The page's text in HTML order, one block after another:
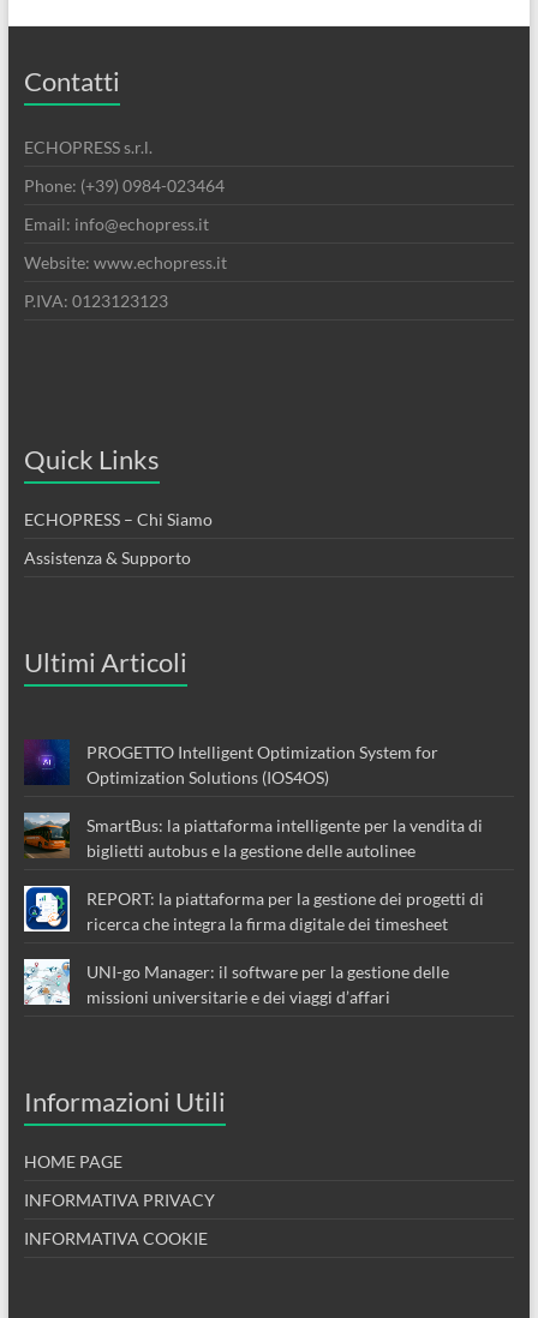
Contatti
ECHOPRESS s.r.l.
Phone: (+39) 0984-023464
Email: info@echopress.it
Website: www.echopress.it
P.IVA: 0123123123
Quick Links
ECHOPRESS – Chi Siamo
Assistenza & Supporto
Ultimi Articoli
PROGETTO Intelligent Optimization System for
Optimization Solutions (IOS4OS)
SmartBus: la piattaforma intelligente per la vendita di
biglietti autobus e la gestione delle autolinee
REPORT: la piattaforma per la gestione dei progetti di
ricerca che integra la firma digitale dei timesheet
UNI-go Manager: il software per la gestione delle
missioni universitarie e dei viaggi d’affari
Informazioni Utili
HOME PAGE
INFORMATIVA PRIVACY
INFORMATIVA COOKIE